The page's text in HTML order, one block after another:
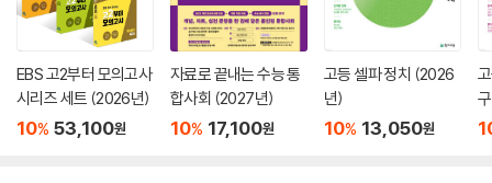
EBS 고2부터 모의고사
시리즈 세트 (2026년)
10% 53,100원
자료로 끝내는 수능 통
합사회 (2027년)
10% 17,100원
고등 셀파 정치 (2026
년)
10% 13,050원